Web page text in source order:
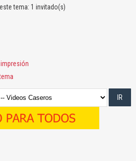
tema: 1 invitado(s)